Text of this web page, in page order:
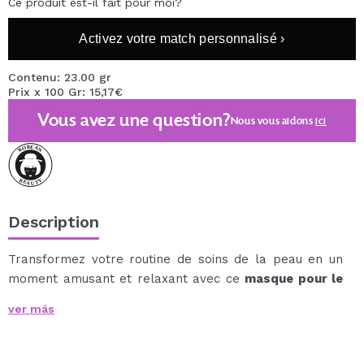
Activez votre match personnalisé ›
Contenu: 23.00 gr
Prix x 100 Gr: 15,17€
Vous avez une question?Nous vous aidonsici
Description
Transformez votre routine de soins de la peau en un
moment amusant et relaxant avec ce masque pour le
Sa formule apaisante est conçue pour équilibrer,
ver más